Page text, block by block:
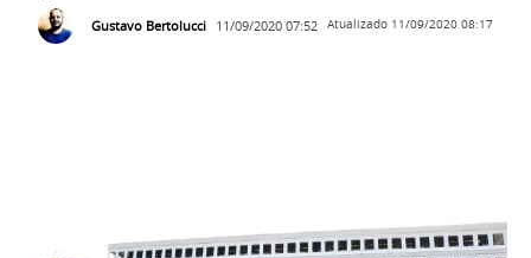
Gustavo Bertolucci 11/09/2020 07:52 Atualizado 11/09/2020 08:17